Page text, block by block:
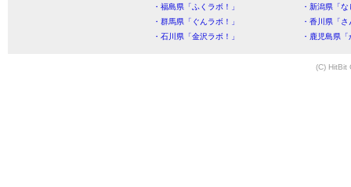
・福島県「ふくラボ！」
・新潟県「
・群馬県「ぐんラボ！」
・香川県「
・石川県「金沢ラボ！」
・鹿児島県
(C) HitBit